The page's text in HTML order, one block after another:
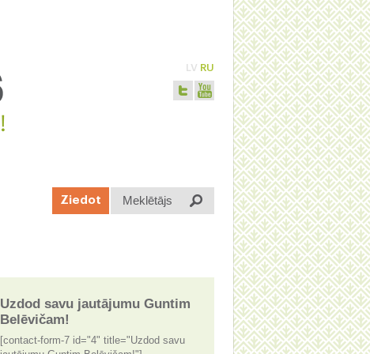
LV RU
Ziedot Meklētājs
Uzdod savu jautājumu Guntim
Belēvičam!
[contact-form-7 id="4" title="Uzdod savu